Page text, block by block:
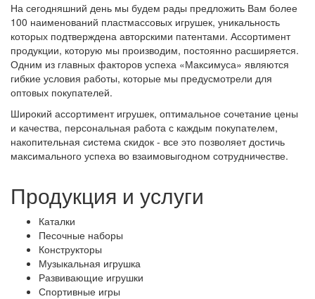
На сегодняшний день мы будем рады предложить Вам более
100 наименований пластмассовых игрушек, уникальность
которых подтверждена авторскими патентами. Ассортимент
продукции, которую мы производим, постоянно расширяется.
Одним из главных факторов успеха «Максимуса» являются
гибкие условия работы, которые мы предусмотрели для
оптовых покупателей.
Широкий ассортимент игрушек, оптимальное сочетание цены
и качества, персональная работа с каждым покупателем,
накопительная система скидок - все это позволяет достичь
максимального успеха во взаимовыгодном сотрудничестве.
Продукция и услуги
Каталки
Песочные наборы
Конструкторы
Музыкальная игрушка
Развивающие игрушки
Спортивные игры